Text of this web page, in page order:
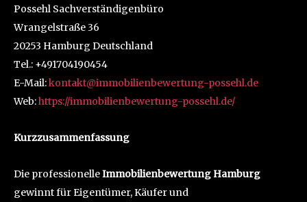
Possehl Sachverständigenbüro
Wrangelstraße 36
20253 Hamburg Deutschland
Tel.: +491704190454
E-Mail:kontakt@immobilienbewertung-possehl.de
Web:https://immobilienbewertung-possehl.de/
Kurzzusammenfassung
Die professionelleImmobilienbewertung Hamburg
gewinnt für Eigentümer, Käufer und